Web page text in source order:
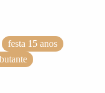
festa 15 anos